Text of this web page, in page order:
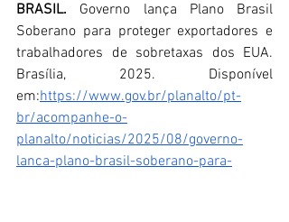
BRASIL. Governo lança Plano Brasil
Soberano para proteger exportadores e
trabalhadores de sobretaxas dos EUA.
Brasília, 2025. Disponível
em:https://www.gov.br/planalto/pt-
br/acompanhe-o-
planalto/noticias/2025/08/governo-
lanca-plano-brasil-soberano-para-